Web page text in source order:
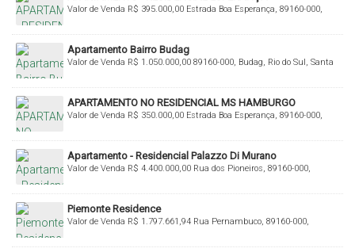
R$ 395.000,00
Valor de Venda
Estrada Boa Esperança, 89160-000,
Apartamento Bairro Budag
R$ 1.050.000,00
Valor de Venda
89160-000, Budag, Rio do Sul, Santa
APARTAMENTO NO RESIDENCIAL MS HAMBURGO
R$ 350.000,00
Valor de Venda
Estrada Boa Esperança, 89160-000,
Apartamento - Residencial Palazzo Di Murano
R$ 4.400.000,00
Valor de Venda
Rua dos Pioneiros, 89160-000,
Piemonte Residence
R$ 1.797.661,94
Valor de Venda
Rua Pernambuco, 89160-000,